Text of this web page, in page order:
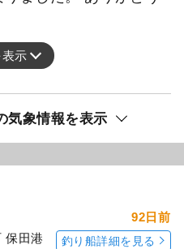
示
気象情報を表示
保田港
92日前
釣り船詳細を見る